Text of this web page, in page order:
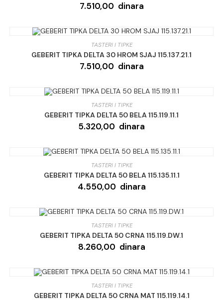
7.510,00 dinara
TASTERI I TIPKE
GEBERIT TIPKA DELTA 30 HROM SJAJ 115.137.21.1
7.510,00 dinara
TASTERI I TIPKE
GEBERIT TIPKA DELTA 50 BELA 115.119.11.1
5.320,00 dinara
TASTERI I TIPKE
GEBERIT TIPKA DELTA 50 BELA 115.135.11.1
4.550,00 dinara
TASTERI I TIPKE
GEBERIT TIPKA DELTA 50 CRNA 115.119.DW.1
8.260,00 dinara
TASTERI I TIPKE
GEBERIT TIPKA DELTA 50 CRNA MAT 115.119.14.1